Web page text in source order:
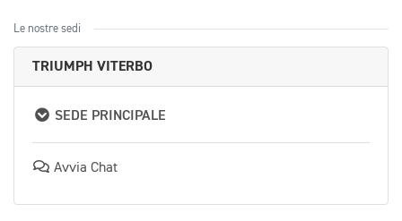
Le nostre sedi
TRIUMPH VITERBO
SEDE PRINCIPALE
Avvia Chat